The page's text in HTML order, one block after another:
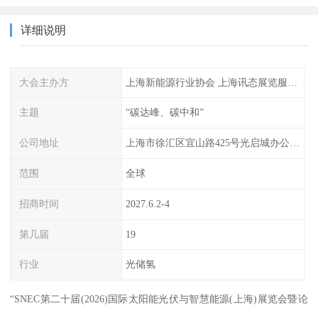
详细说明
大会主办方
主题 “碳达峰、碳中和”
公司地址 上海市徐汇区宜山路425号光启城办公楼905-907室
范围 全球
招商时间 2027.6.2-4
第几届 19
行业 光储氢
“SNEC第二十届(2026)国际太阳能光伏与智慧能源(上海)展览会暨论